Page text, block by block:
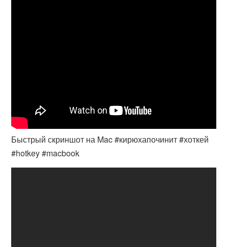
Быстрый скриншот на Mac #кирюхапочинит #хоткей
#hotkey #macbook